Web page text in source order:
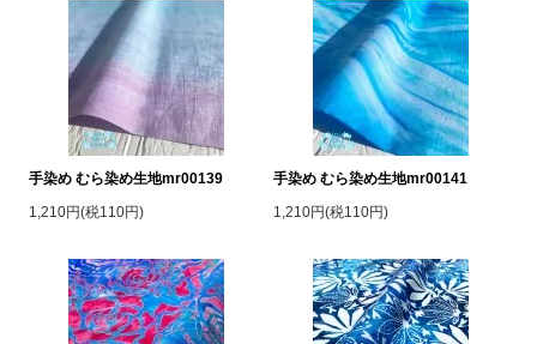
手染め むら染め生地mr00139
1,210円(税110円)
手染め むら染め生地mr00141
1,210円(税110円)